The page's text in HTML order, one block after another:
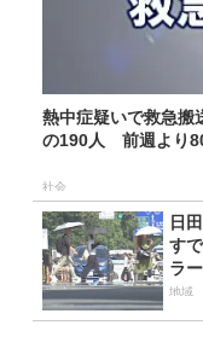
熱中症疑いで救急
の190人 前週より
社会
日
す
ラ
地域